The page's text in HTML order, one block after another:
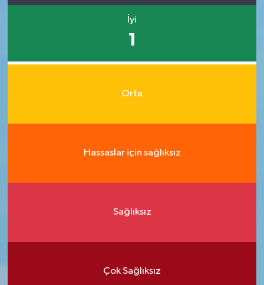
İyi
1
Orta
Hassaslar için sağlıksız
Sağlıksız
Çok Sağlıksız